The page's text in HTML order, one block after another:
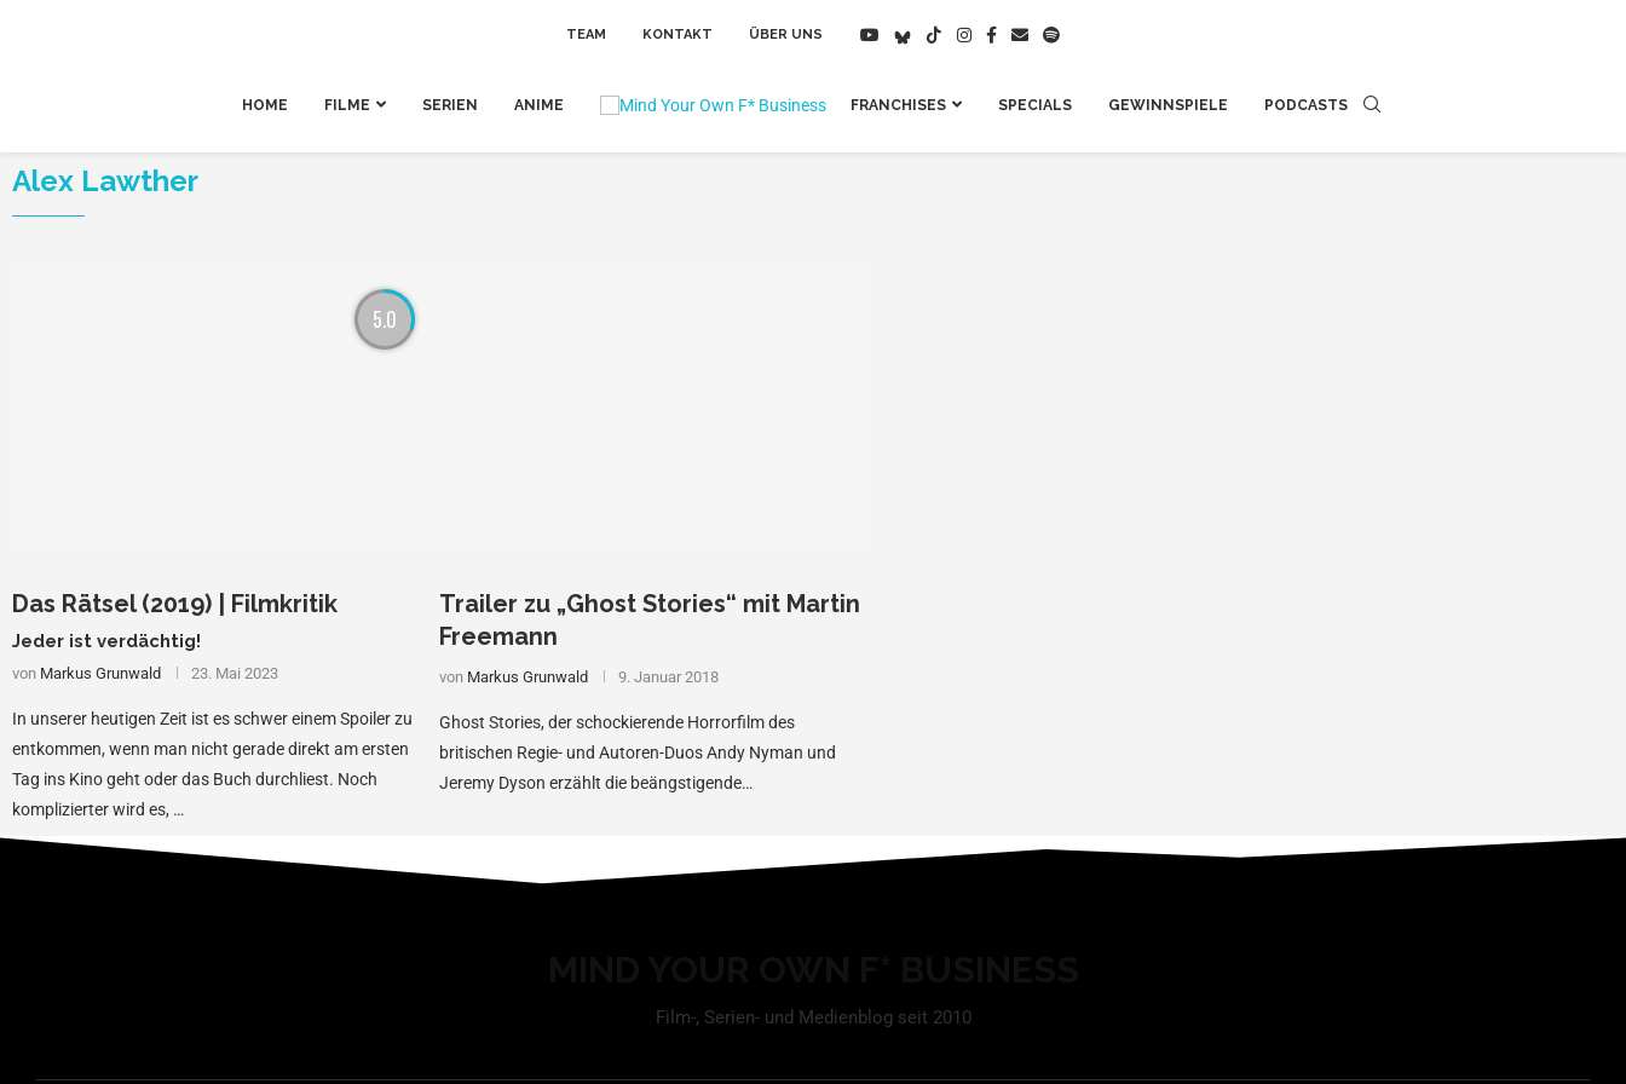
TEAM KONTAKT ÜBER UNS
HOME FILME SERIEN ANIME FRANCHISES SPECIALS GEWINNSPIELE PODCASTS
Alex Lawther
5.0
Das Rätsel (2019) | Filmkritik
Jeder ist verdächtig!
von Markus Grunwald 23. Mai 2023
In unserer heutigen Zeit ist es schwer einem Spoiler zu
entkommen, wenn man nicht gerade direkt am ersten
Tag ins Kino geht oder das Buch durchliest. Noch
komplizierter wird es, …
Trailer zu „Ghost Stories“ mit Martin
Freemann
von Markus Grunwald 9. Januar 2018
Ghost Stories, der schockierende Horrorfilm des
britischen Regie- und Autoren-Duos Andy Nyman und
Jeremy Dyson erzählt die beängstigende…
Film-, Serien- und Medienblog seit 2010